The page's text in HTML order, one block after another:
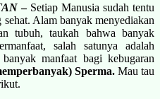
–Setiap Manusia sudah tentu
Alam banyak menyediakan
tubuh, taukah bahwa banyak
salah satunya adalah
manfaat bagi kebugaran
Sperma. Mau tau